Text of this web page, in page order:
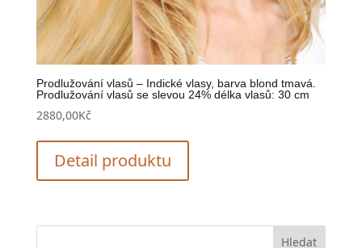
Prodlužování vlasů – Indické vlasy, barva blond tmavá.
Prodlužování vlasů se slevou 24% délka vlasů: 30 cm
2880,00Kč
Detail produktu